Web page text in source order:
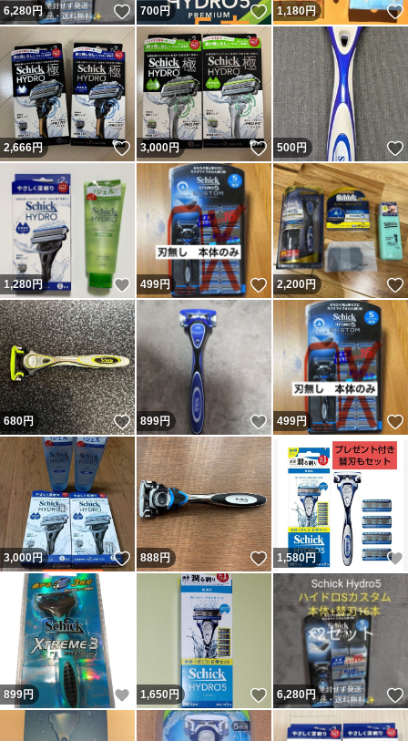
6,280円 いいね！
700円 いいね！
1,180円
2,666円 いいね！
3,000円 いいね！
500円
1,280円 いいね！
499円 いいね！
2,200円
680円 いいね！
899円 いいね！
499円
3,000円 いいね！
888円 いいね！
1,580円
899円 いいね！
1,650円 いいね！
6,280円